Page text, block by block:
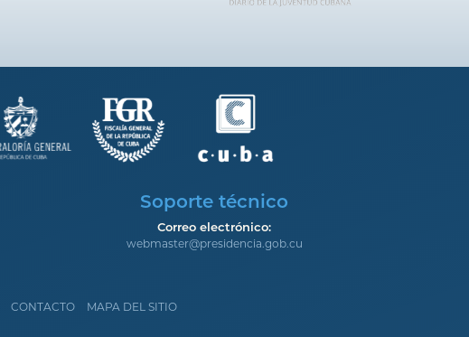
Soporte técnico
Correo electrónico:
webmaster@presidencia.gob.cu
CONTACTO MAPA DEL SITIO